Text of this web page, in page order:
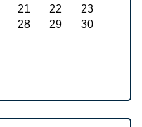
21 22
23
28 29
30